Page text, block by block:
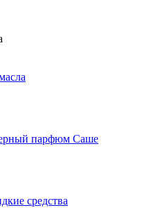
парфюм Саше
средства